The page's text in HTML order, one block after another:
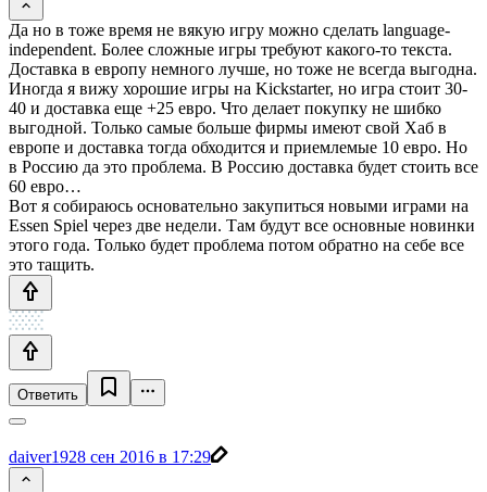
Да но в тоже время не вякую игру можно сделать language-
independent. Более сложные игры требуют какого-то текста.
Доставка в европу немного лучше, но тоже не всегда выгодна.
Иногда я вижу хорошие игры на Kickstarter, но игра стоит 30-
40 и доставка еще +25 евро. Что делает покупку не шибко
выгодной. Только самые больше фирмы имеют свой Хаб в
европе и доставка тогда обходится и приемлемые 10 евро. Но
в Россию да это проблема. В Россию доставка будет стоить все
60 евро…
Вот я собираюсь основательно закупиться новыми играми на
Essen Spiel через две недели. Там будут все основные новинки
этого года. Только будет проблема потом обратно на себе все
это тащить.
Ответить
daiver1928 сен 2016 в 17:29